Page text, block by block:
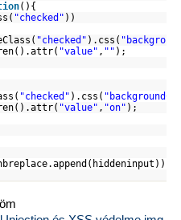
(){
"checked" ))
"checked" ).css(
"value" , "" );
"checked" ).css(
"value" , "on" );